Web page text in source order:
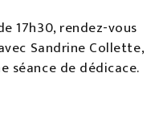
17h30, rendez-vous
Sandrine Collette,
séance de dédicace.